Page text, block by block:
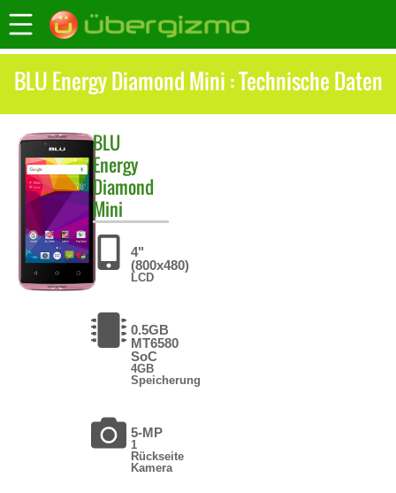
BLU Energy Diamond Mini : Technische Daten
BLU
Energy
Diamond
Mini
4"
(800x480)
LCD
0.5GB
MT6580
SoC
4GB
Speicherung
5-MP
1
Rückseite
Kamera